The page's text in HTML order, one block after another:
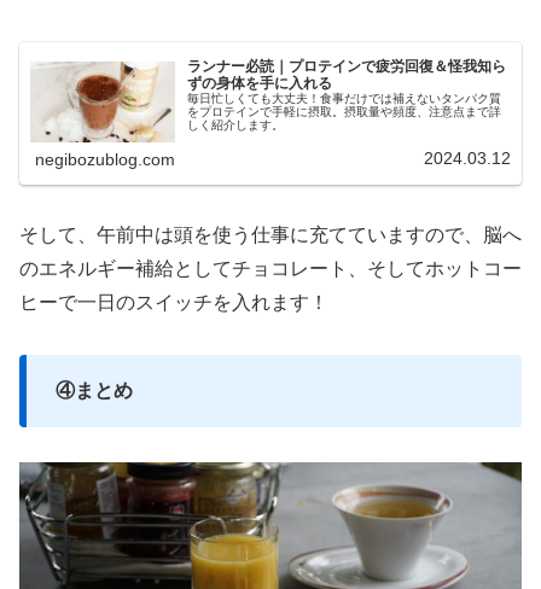
ランナー必読｜プロテインで疲労回復＆怪我知ら
ずの身体を手に入れる
毎日忙しくても大丈夫！食事だけでは補えないタンパク質
をプロテインで手軽に摂取。摂取量や頻度、注意点まで詳
しく紹介します。
negibozublog.com 2024.03.12
そして、午前中は頭を使う仕事に充てていますので、脳へ
のエネルギー補給としてチョコレート、そしてホットコー
ヒーで一日のスイッチを入れます！
④まとめ